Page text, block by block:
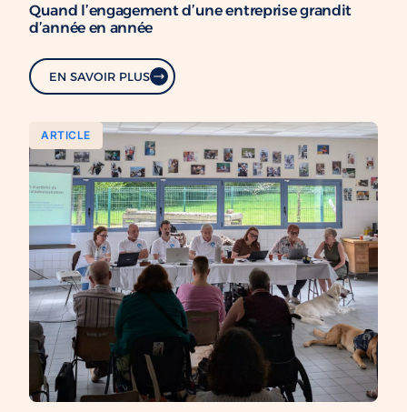
Quand l’engagement d’une entreprise grandit
d’année en année
EN SAVOIR PLUS
ARTICLE